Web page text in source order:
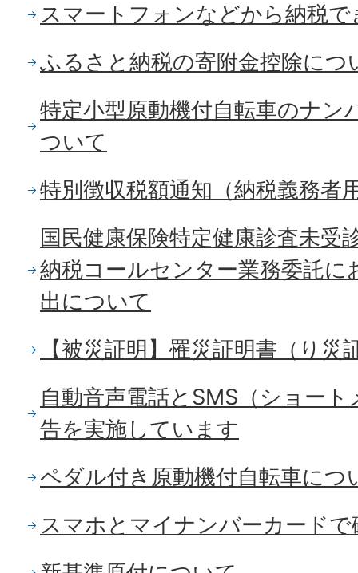
スマートフォンなどから納税で
ふるさと納税の寄附金控除につ
特定小型原動機付自転車のナン
ついて
特別徴収税額通知（納税義務者
国民健康保険特定健康診査未受
納税コールセンター業務委託に
出について
【被災証明】罹災証明書（り災
自動音声電話とSMS（ショー
告を実施しています
ペダル付き原動機付自転車につ
スマホとマイナンバーカード